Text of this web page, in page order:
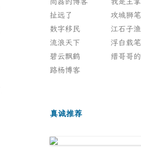
扯远了
攻城狮
数字移民
江石子渔
流浪天下
浮白载笔
碧云飘鹤
缙哥哥
路杨博客
真诚推荐